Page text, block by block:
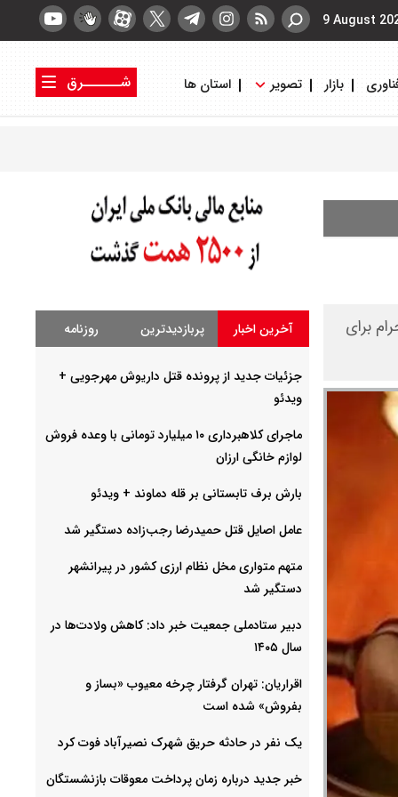
9 August
بازار تصویر استان ها
شــــــرق
برای
آخرین اخبار پربازدیدترین روزنامه
جزئیات جدید از پرونده قتل داریوش مهرجویی +
ویدئو
ماجرای کلاهبرداری ۱۰ میلیارد تومانی با وعده فروش
لوازم خانگی ارزان
بارش برف تابستانی بر قله دماوند + ویدئو
عامل اصایل قتل حمیدرضا رجب‌‌زاده دستگیر شد
متهم متواری مخل نظام ارزی کشور در پیرانشهر
دستگیر شد
دبیر ستادملی جمعیت خبر داد: کاهش ولادت‌ها در
سال ۱۴۰۵
اقراریان: تهران گرفتار چرخه معیوب «بساز و
بفروش» شده است
یک نفر در حادثه حریق شهرک نصیرآباد فوت کرد
خبر جدید درباره زمان پرداخت معوقات بازنشستگان